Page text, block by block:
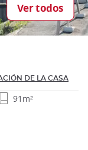
Ver todos
DE LA CASA
91m²